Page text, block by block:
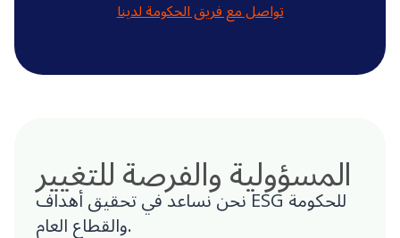
تواصل مع فريق الحكومة لدينا
المسؤولية والفرصة للتغيير
نحن نساعد في تحقيق أهداف ESG للحكومة
والقطاع العام.